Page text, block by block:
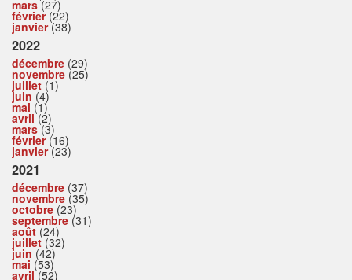
mars(27)
février(22)
janvier(38)
2022
décembre (29)
novembre (25)
juillet (1)
juin (4)
mai (1)
avril(2)
mars(3)
février(16)
janvier(23)
2021
décembre (37)
novembre (35)
octobre (23)
septembre (31)
août (24)
juillet(32)
juin (42)
mai (53)
avril(52)